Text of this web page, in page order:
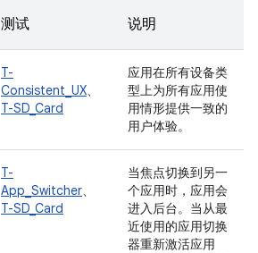
测试 说明
T-
Consistent_UX、
T-SD_Card
应用在所有设备类
型上为所有应用使
用情形提供一致的
用户体验。
T-
App_Switcher、
T-SD_Card
当焦点切换到另一
个应用时，应用会
进入后台。当从最
近使用的应用切换
器重新激活应用